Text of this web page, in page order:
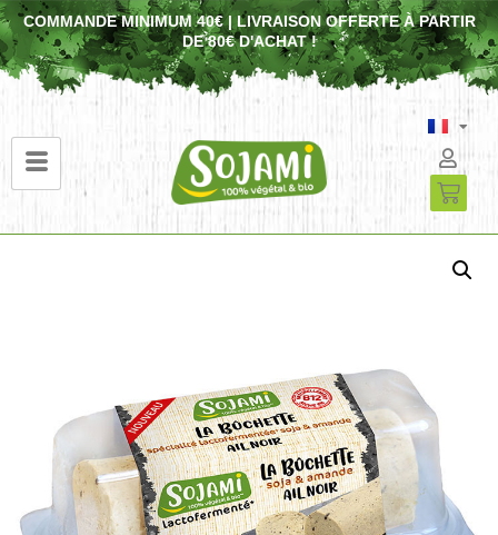
COMMANDE MINIMUM 40€ | LIVRAISON OFFERTE À PARTIR
DE 80€ D'ACHAT !